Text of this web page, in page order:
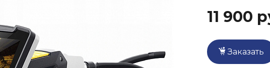
11 900
Заказать